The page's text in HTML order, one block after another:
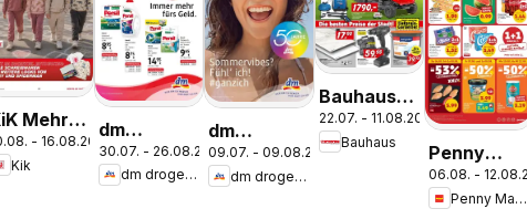
Mehr
in der
- 16.08.2026
Kik
dm
drogerie
markt
30.07. - 26.08.2026
dm drogerie markt
dm
drogerie
markt
09.07. - 09.08.2026
dm drogerie markt
Bauhaus
Pasching,
Wels,
22.07. - 11.08.2026
Bauhaus
Penny
Markt Die
ganze
06.08. -
Penny Markt